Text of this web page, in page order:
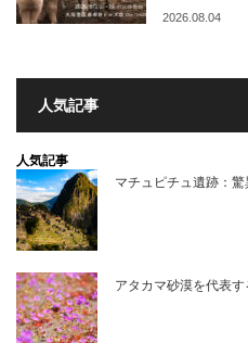
2026.08.04
人気記事
人気記事
マチュピチュ遺跡：
アタカマ砂漠を代表